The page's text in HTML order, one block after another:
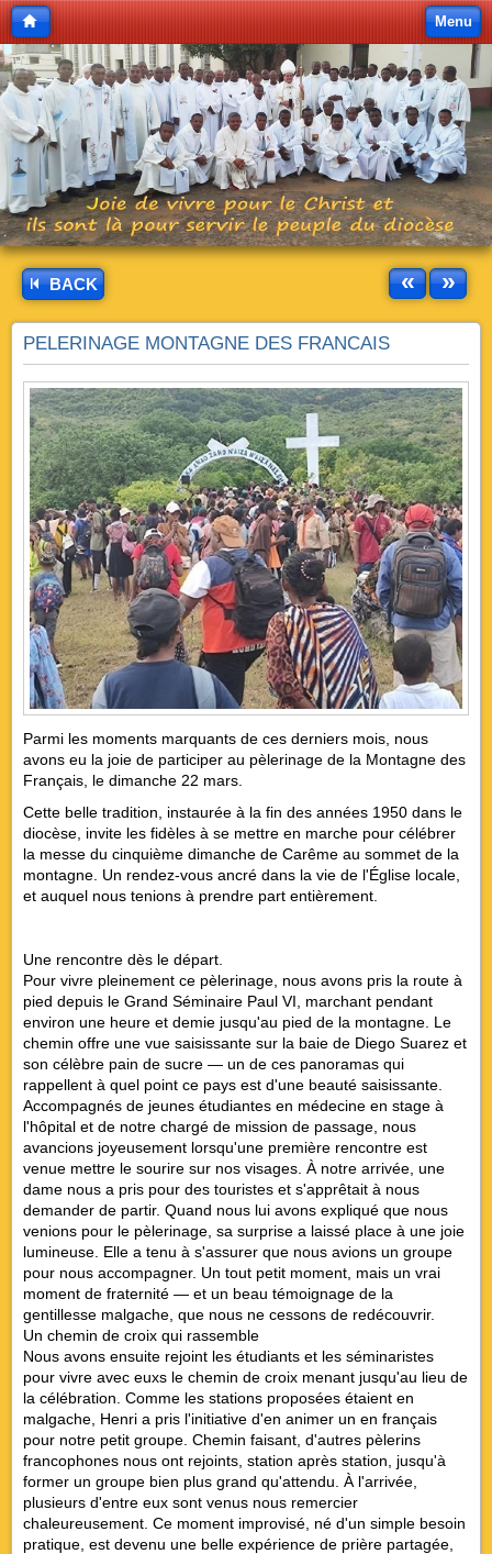
Menu
BACK « »
PELERINAGE MONTAGNE DES FRANCAIS
Parmi les moments marquants de ces derniers mois, nous
avons eu la joie de participer au pèlerinage de la Montagne des
Français, le dimanche 22 mars.
Cette belle tradition, instaurée à la fin des années 1950 dans le
diocèse, invite les fidèles à se mettre en marche pour célébrer
la messe du cinquième dimanche de Carême au sommet de la
montagne. Un rendez-vous ancré dans la vie de l'Église locale,
et auquel nous tenions à prendre part entièrement.
Une rencontre dès le départ.
Pour vivre pleinement ce pèlerinage, nous avons pris la route à
pied depuis le Grand Séminaire Paul VI, marchant pendant
environ une heure et demie jusqu'au pied de la montagne. Le
chemin offre une vue saisissante sur la baie de Diego Suarez et
son célèbre pain de sucre — un de ces panoramas qui
rappellent à quel point ce pays est d'une beauté saisissante.
Accompagnés de jeunes étudiantes en médecine en stage à
l'hôpital et de notre chargé de mission de passage, nous
avancions joyeusement lorsqu'une première rencontre est
venue mettre le sourire sur nos visages. À notre arrivée, une
dame nous a pris pour des touristes et s'apprêtait à nous
demander de partir. Quand nous lui avons expliqué que nous
venions pour le pèlerinage, sa surprise a laissé place à une joie
lumineuse. Elle a tenu à s'assurer que nous avions un groupe
pour nous accompagner. Un tout petit moment, mais un vrai
moment de fraternité — et un beau témoignage de la
gentillesse malgache, que nous ne cessons de redécouvrir.
Un chemin de croix qui rassemble
Nous avons ensuite rejoint les étudiants et les séminaristes
pour vivre avec euxs le chemin de croix menant jusqu'au lieu de
la célébration. Comme les stations proposées étaient en
malgache, Henri a pris l'initiative d'en animer un en français
pour notre petit groupe. Chemin faisant, d'autres pèlerins
francophones nous ont rejoints, station après station, jusqu'à
former un groupe bien plus grand qu'attendu. À l'arrivée,
plusieurs d'entre eux sont venus nous remercier
chaleureusement. Ce moment improvisé, né d'un simple besoin
pratique, est devenu une belle expérience de prière partagée,